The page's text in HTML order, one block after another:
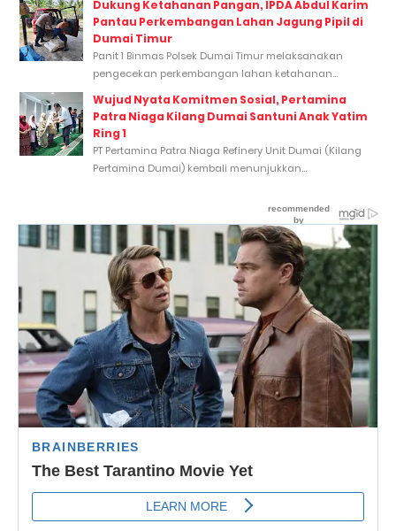
Dukung Ketahanan Pangan, IPDA Abdul Karim
Pantau Perkembangan Lahan Jagung Pipil di
Dumai Timur
Panit 1 Binmas Polsek Dumai Timur melaksanakan
pengecekan perkembangan lahan ketahanan...
Wujud Nyata Komitmen Sosial, Pertamina
Patra Niaga Kilang Dumai Santuni Anak Yatim
Ring 1
PT Pertamina Patra Niaga Refinery Unit Dumai (Kilang
Pertamina Dumai) kembali menunjukkan...